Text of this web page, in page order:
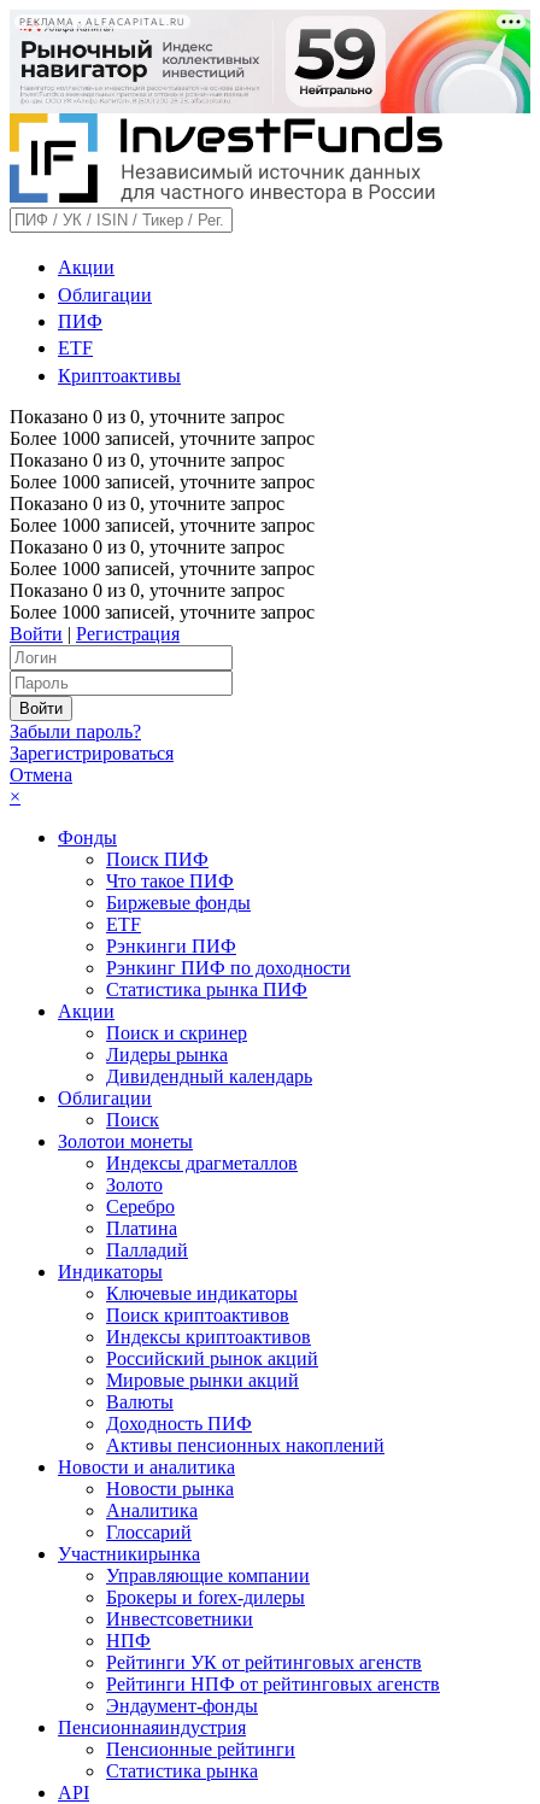
РЕКЛАМА • ALFACAPITAL.RU
Акции
Облигации
ПИФ
ETF
Криптоактивы
Показано 0 из 0, уточните запрос
Более 1000 записей, уточните запрос
Показано 0 из 0, уточните запрос
Более 1000 записей, уточните запрос
Показано 0 из 0, уточните запрос
Более 1000 записей, уточните запрос
Показано 0 из 0, уточните запрос
Более 1000 записей, уточните запрос
Показано 0 из 0, уточните запрос
Более 1000 записей, уточните запрос
Войти | Регистрация
Забыли пароль?
Зарегистрироваться
Отмена
×
Фонды
Поиск ПИФ
Что такое ПИФ
Биржевые фонды
ETF
Рэнкинги ПИФ
Рэнкинг ПИФ по доходности
Статистика рынка ПИФ
Акции
Поиск и скринер
Лидеры рынка
Дивидендный календарь
Облигации
Поиск
Золотои монеты
Индексы драгметаллов
Золото
Серебро
Платина
Палладий
Индикаторы
Ключевые индикаторы
Поиск криптоактивов
Индексы криптоактивов
Российский рынок акций
Мировые рынки акций
Валюты
Доходность ПИФ
Активы пенсионных накоплений
Новости и аналитика
Новости рынка
Аналитика
Глоссарий
Участникирынка
Управляющие компании
Брокеры и forex-дилеры
Инвестсоветники
НПФ
Рейтинги УК от рейтинговых агенств
Рейтинги НПФ от рейтинговых агенств
Эндаумент-фонды
Пенсионнаяиндустрия
Пенсионные рейтинги
Статистика рынка
API